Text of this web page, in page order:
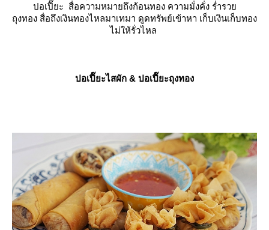
ปอเปี๊ยะ สื่อความหมายถึงก้อนทอง ความมั่งคั่ง ร่ำรว
ถุงทอง สื่อถึงเงินทองไหลมาเทมา ดูดทรัพย์เข้าหา เก็บเงินเก็บทอง
ไม่ให้รั่วไหล
ปอเปี๊ยะไสผัก & ปอเปี๊ยะถุงทอง